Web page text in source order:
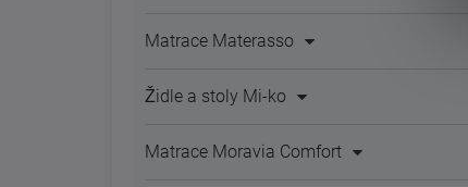
Matrace Materasso
Židle a stoly Mi-ko
Matrace Moravia Comfort